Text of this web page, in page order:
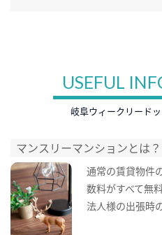
USEFUL
岐阜ウィークリード
マンスリーマンションとは？
通常の賃貸物件
数料がすべて無
法人様の出張時